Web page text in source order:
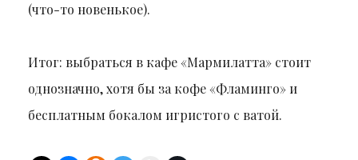
(что-то новенькое).
Итог: выбраться в кафе «Мармилатта» стоит
однозначно, хотя бы за кофе «Фламинго» и
бесплатным бокалом игристого с ватой.